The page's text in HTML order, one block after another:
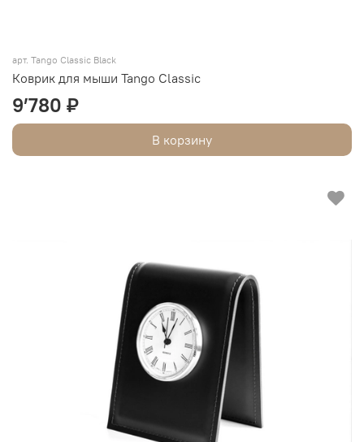
арт. Tango Classic Black
Коврик для мыши Tango Classic
9’780 ₽
В корзину